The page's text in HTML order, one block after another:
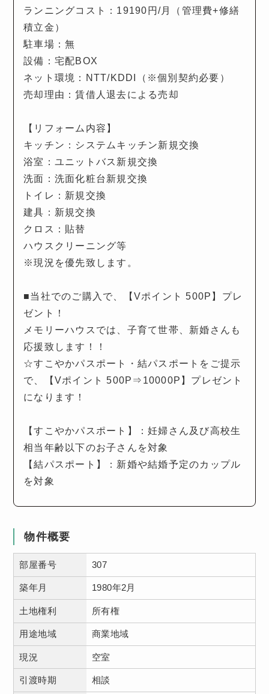
ランニングコスト：19190円/月（管理費+修繕
積立金）
駐車場：無
設備：宅配BOX
ネット環境：NTT/KDDI（※個別契約必要）
売却理由：賃借人退去による売却
【リフォーム内容】
キッチン：システムキッチン新規交換
浴室：ユニットバス新規交換
洗面：洗面化粧台新規交換
トイレ：新規交換
建具：新規交換
クロス：貼替
ハウスクリーニング等
※現況を優先致します。
■当社でのご購入で、【Vポイント 500P】プレ
ゼント！
メモリーハウスでは、子育て世帯、新婚さんも
応援致します！！
☆すこやかパスポート・結パスポートをご提示
で、【Vポイント 500P⇒10000P】プレゼント
になります！
【すこやかパスポート】：妊婦さん及び高校生
相当年齢以下のお子さんを対象
【結パスポート】：新婚や結婚予定のカップル
を対象
物件概要
部屋番号 307
築年月 1980年2月
土地権利 所有権
用途地域 商業地域
現況 空室
引渡時期 相談